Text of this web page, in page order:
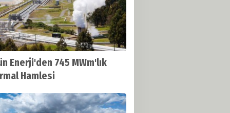
Enerji'den 745 MWm'lık
Hamlesi